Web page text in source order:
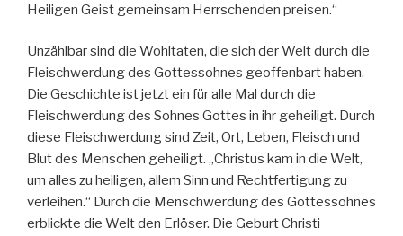
Heiligen Geist gemeinsam Herrschenden preisen.“
Unzählbar sind die Wohltaten, die sich der Welt durch die
Fleischwerdung des Gottessohnes geoffenbart haben.
Die Geschichte ist jetzt ein für alle Mal durch die
Fleischwerdung des Sohnes Gottes in ihr geheiligt. Durch
diese Fleischwerdung sind Zeit, Ort, Leben, Fleisch und
Blut des Menschen geheiligt. „Christus kam in die Welt,
um alles zu heiligen, allem Sinn und Rechtfertigung zu
verleihen.“ Durch die Menschwerdung des Gottessohnes
erblickte die Welt den Erlöser. Die Geburt Christi